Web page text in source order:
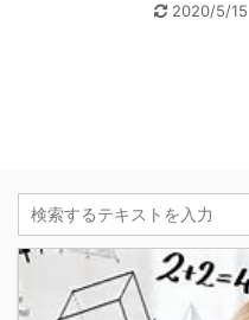
2020/5/15